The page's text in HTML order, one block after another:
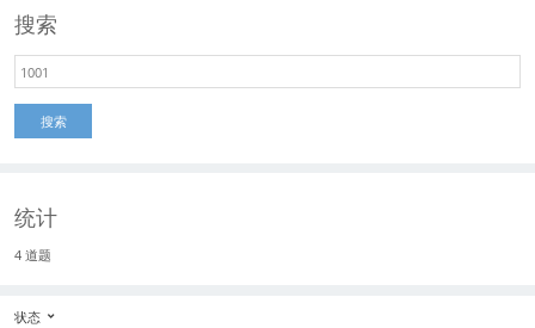
搜索
搜索
统计
4 道题
状态